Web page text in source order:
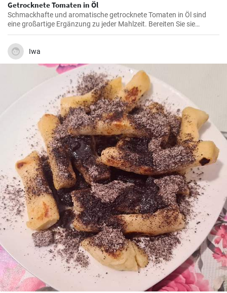
Getrocknete Tomaten in Öl
Schmackhafte und aromatische getrocknete Tomaten in Öl sind
eine großartige Ergänzung zu jeder Mahlzeit. Bereiten Sie sie
einfach und schnell zu Hause vor.
Iwa